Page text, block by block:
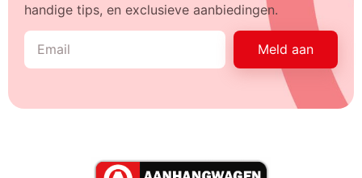
handige tips, en exclusieve aanbiedingen.
Meld aan